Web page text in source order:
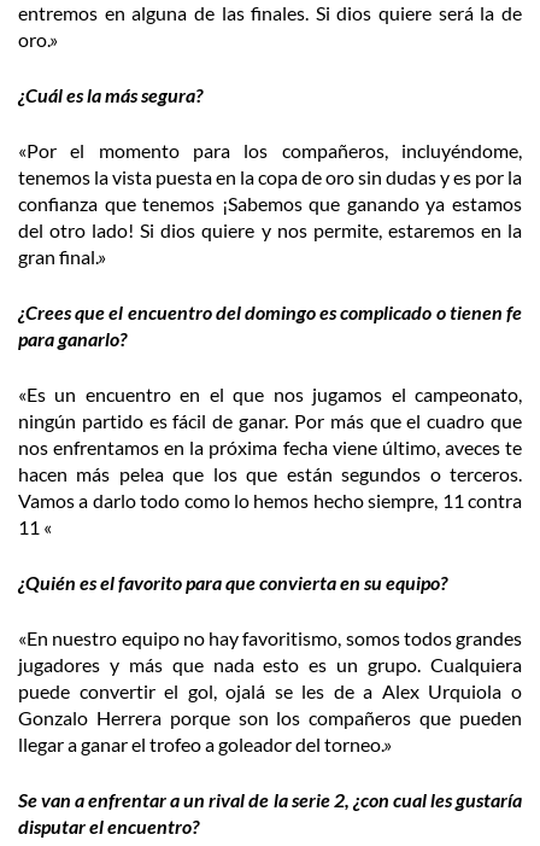
entremos en alguna de las finales. Si dios quiere será la de
oro.»
¿Cuál es la más segura?
«Por el momento para los compañeros, incluyéndome,
tenemos la vista puesta en la copa de oro sin dudas y es por la
confianza que tenemos ¡Sabemos que ganando ya estamos
del otro lado! Si dios quiere y nos permite, estaremos en la
gran final.»
¿Crees que el encuentro del domingo es complicado o tienen fe
para ganarlo?
«Es un encuentro en el que nos jugamos el campeonato,
ningún partido es fácil de ganar. Por más que el cuadro que
nos enfrentamos en la próxima fecha viene último, aveces te
hacen más pelea que los que están segundos o terceros.
Vamos a darlo todo como lo hemos hecho siempre, 11 contra
11 «
¿Quién es el favorito para que convierta en su equipo?
«En nuestro equipo no hay favoritismo, somos todos grandes
jugadores y más que nada esto es un grupo. Cualquiera
puede convertir el gol, ojalá se les de a Alex Urquiola o
Gonzalo Herrera porque son los compañeros que pueden
llegar a ganar el trofeo a goleador del torneo.»
Se van a enfrentar a un rival de la serie 2, ¿con cual les gustaría
disputar el encuentro?